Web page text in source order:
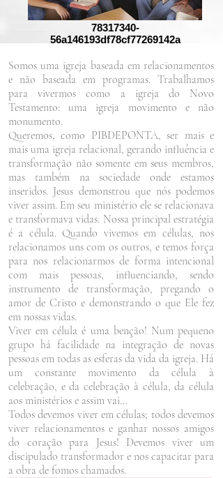
78317340-
56a146193df78cf77269142a
Somos uma igreja baseada em relacionamentos
e não baseada em programas. Trabalhamos
para vivermos como a igreja do Novo
Testamento: uma igreja movimento e não
monumento.
Queremos, como PIBDEPONTA, ser mais e
mais uma igreja relacional, gerando influência e
transformação não somente em seus membros,
mas também na sociedade onde estamos
inseridos. Jesus demonstrou que nós podemos
viver assim. Em seu ministério ele se relacionava
e transformava vidas. Nossa principal estratégia
é a célula. Quando vivemos em células, nos
relacionamos uns com os outros, e temos força
para nos relacionarmos de forma intencional
com mais pessoas, influenciando, sendo
instrumento de transformação, pregando o
amor de Cristo e demonstrando o que Ele fez
em nossas vidas.
Viver em célula é uma benção! Num pequeno
grupo há facilidade na integração de novas
pessoas em todas as esferas da vida da igreja. Há
um constante movimento da célula à
celebração, e da celebração à célula, da célula
aos ministérios e assim vai…
Todos devemos viver em células; todos devemos
viver relacionamentos e ganhar nossos amigos
do coração para Jesus! Devemos viver um
discipulado transformador e nos capacitar para
a obra de fomos chamados.